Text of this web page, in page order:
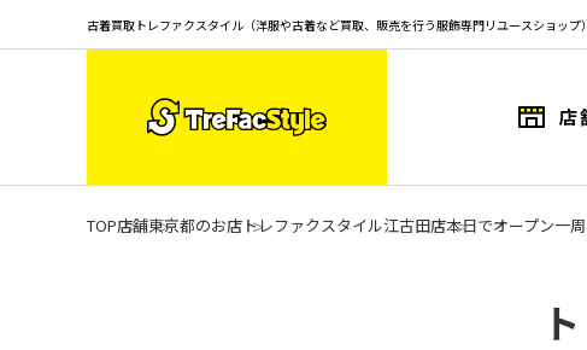
古着買取トレファクスタイル（洋服や古着など買取、販売を行う服飾専門リユースショップ）
店
TOP店舗東京都のお店 トレファクスタイル江古田店本日でオープン一